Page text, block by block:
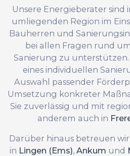
Unsere Energieberater sind
umliegenden Region im
Bauherren und
bei allen Fragen rund
Sanierung zu
eines individuellen
Auswahl passender
Umsetzung konkreter
Sie zuverlässig und mit
anderem auch in
Darüber hinaus betreuen
in Lingen (Ems), Ankum und